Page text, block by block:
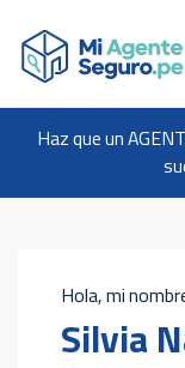
Haz que un
Hola, mi
Silvia